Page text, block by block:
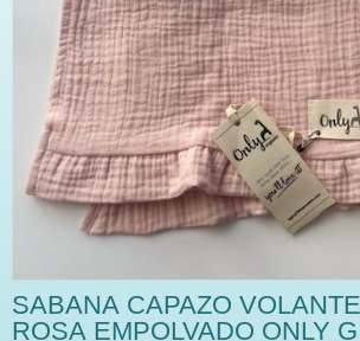
SABANA CAPAZO
ROSA EMPOLVADO ONLY